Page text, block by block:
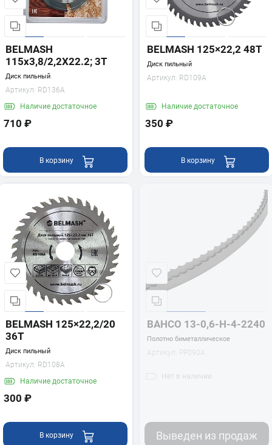
BELMASH
115x3,8/2,2X22.2; 3T
Диск пильный
Артикул: RD136A
Наличие достаточное
710 ₽
В корзину
BELMASH 125×22,2 48Т
Диск пильный
Артикул: RD109A
Наличие достаточное
350 ₽
В корзину
BELMASH 125×22,2/20
36Т
Диск пильный
Артикул: RD108A
Наличие достаточное
300 ₽
В корзину
BAHCO 13-0,6-H-4-2240
Полотно биметаллическое
Артикул: PP090A
Нет в наличии
Выведен из продаж